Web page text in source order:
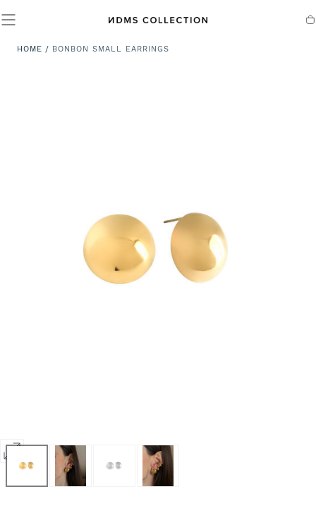
CONTENUTO
media
0
HOME / BONBON SMALL EARRINGS